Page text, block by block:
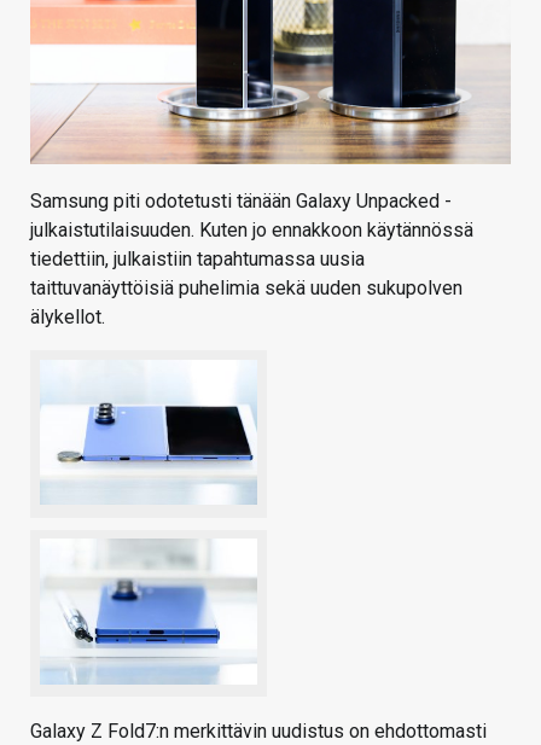
Samsung piti odotetusti tänään Galaxy Unpacked -
julkaistutilaisuuden. Kuten jo ennakkoon käytännössä
tiedettiin, julkaistiin tapahtumassa uusia
taittuvanäyttöisiä puhelimia sekä uuden sukupolven
älykellot.
Galaxy Z Fold7:n merkittävin uudistus on ehdottomasti